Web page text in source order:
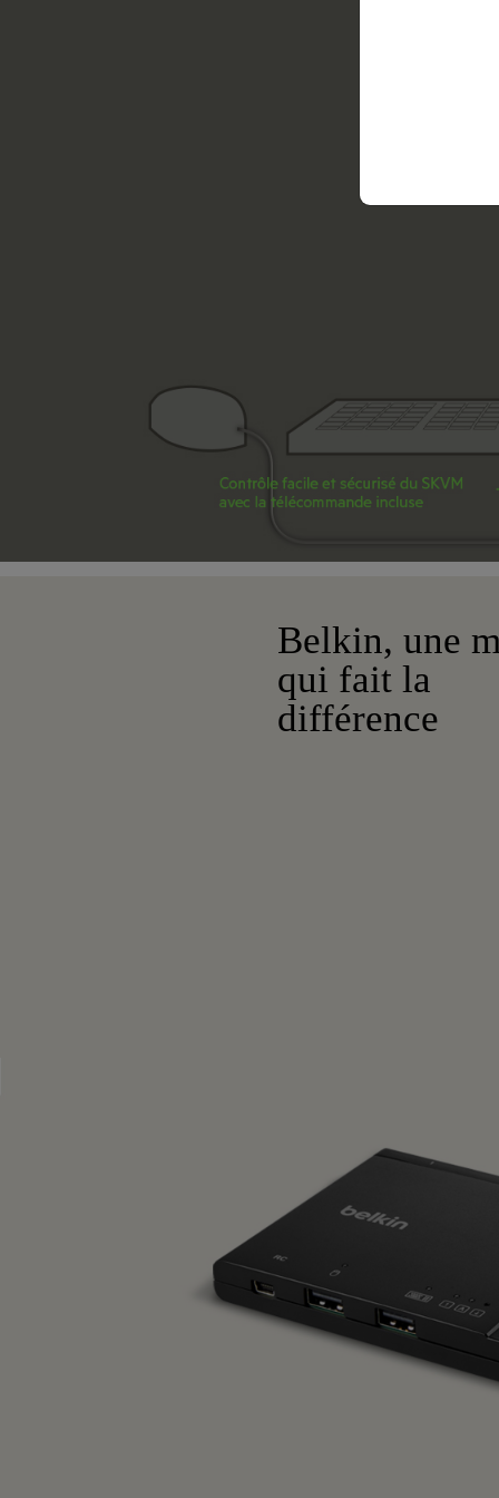
Belkin, une
qui fait la
différence